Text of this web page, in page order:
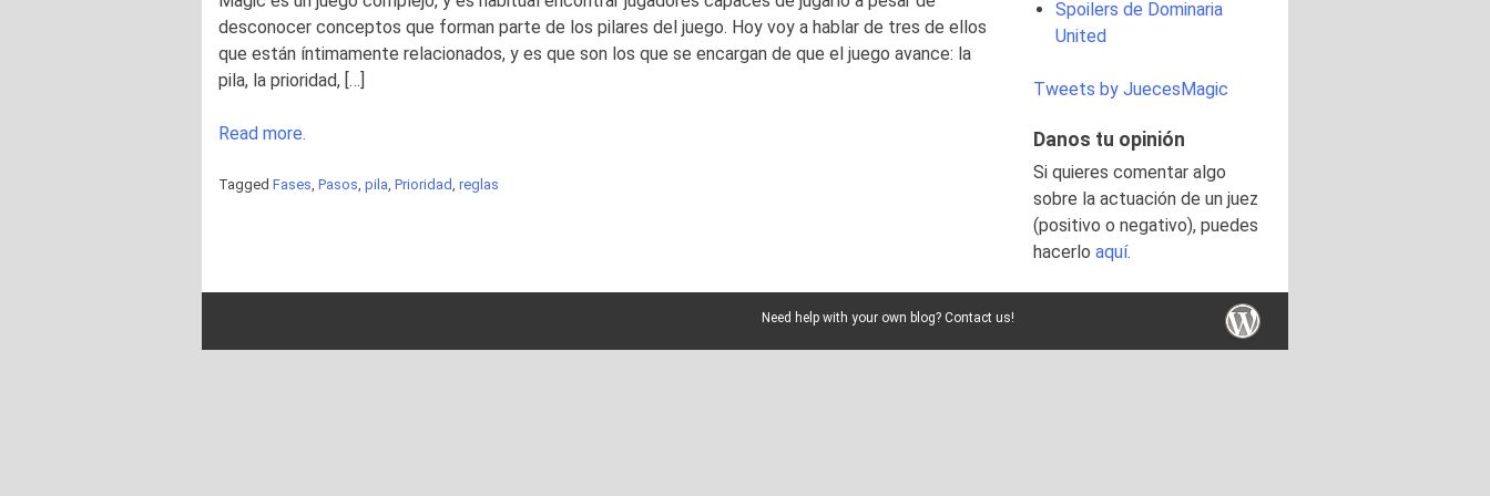
desconocer conceptos que forman parte de los pilares del juego. Hoy voy a hablar de tres de ellos
que están íntimamente relacionados, y es que son los que se encargan de que el juego avance: la
pila, la prioridad, […]
Read more.
Tagged Fases Pasos pila Prioridad reglas
Spoilers de Dominaria
United
Tweets by JuecesMagic
Danos tu opinión
Si quieres comentar algo
sobre la actuación de un juez
(positivo o negativo), puedes
hacerlo aquí.
Need help with your own blog? Contact us!